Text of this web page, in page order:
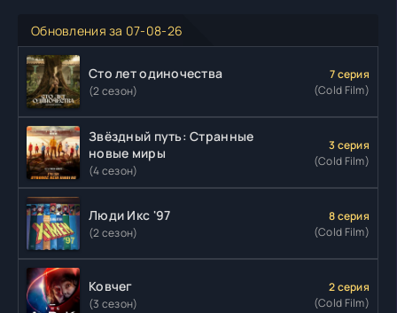
Обновления за 07-08-26
Сто лет одиночества
(2 сезон)
7 серия
(Cold Film)
Звёздный путь: Странные
новые миры
(4 сезон)
3 серия
(Cold Film)
Люди Икс '97
(2 сезон)
8 серия
(Cold Film)
Ковчег
(3 сезон)
2 серия
(Cold Film)